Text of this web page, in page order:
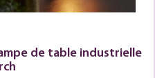
de table industrielle